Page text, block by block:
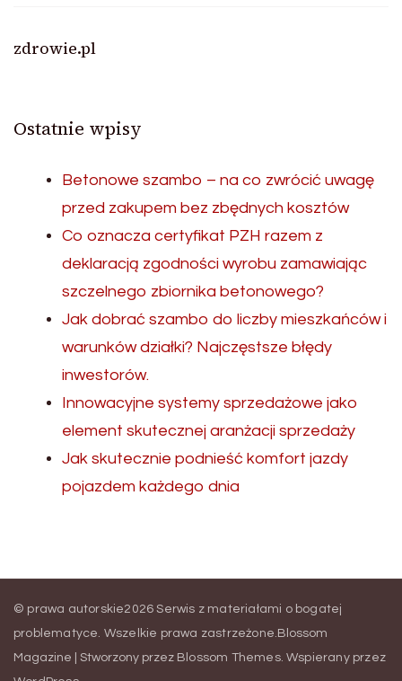
zdrowie.pl
Ostatnie wpisy
Betonowe szambo – na co zwrócić uwagę
przed zakupem bez zbędnych kosztów
Co oznacza certyfikat PZH razem z
deklaracją zgodności wyrobu zamawiając
szczelnego zbiornika betonowego?
Jak dobrać szambo do liczby mieszkańców i
warunków działki? Najczęstsze błędy
inwestorów.
Innowacyjne systemy sprzedażowe jako
element skutecznej aranżacji sprzedaży
Jak skutecznie podnieść komfort jazdy
pojazdem każdego dnia
© prawa autorskie2026Serwis z materiałami o bogatej
problematyce. Wszelkie prawa zastrzeżone. Blossom
Magazine | Stworzony przez Blossom Themes. Wspierany przez